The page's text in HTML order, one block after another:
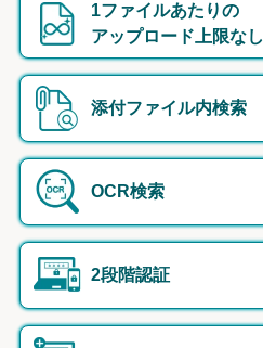
1ファイルあたりの
アップロード上限なし
添付ファイル内検索
OCR検索
2段階認証